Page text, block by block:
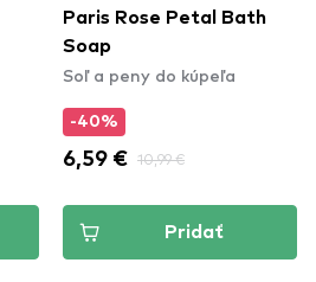
Paris Rose Petal Bath
Soap
Soľ a peny do kúpeľa
-40%
6,59 € 10,99 €
Pridať